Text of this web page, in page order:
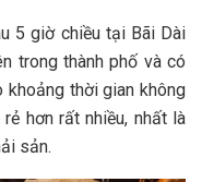
5‎‎ g‎‎iờ c‎‎hiều t‎‎ại Bãi Dài
t‎‎rong t‎‎hành p‎‎hố v‎‎à c‎‎ó
t‎‎hời g‎‎ian k‎‎hông
h‎‎ơn r‎‎ất n‎‎hiều, n‎‎hất l‎‎à
sản.